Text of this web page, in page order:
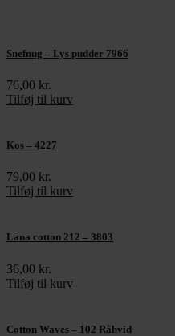
Snefnug – Lys pudder 7966
76,00 kr.
Tilføj til kurv
Kos – 4227
79,00 kr.
Tilføj til kurv
Lana cotton 212 – 3803
36,00 kr.
Tilføj til kurv
Cotton Waves – 102 Råhvid